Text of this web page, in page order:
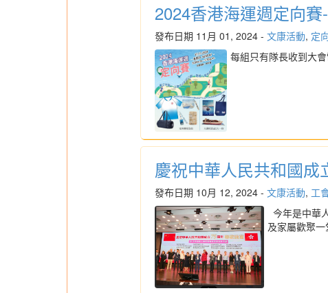
2024香港海運週定向
發布日期 11月 01, 2024 - 文康活動, 定
每組只有隊長收到大
慶祝中華人民共和國
發布日期 10月 12, 2024 - 文康活動, 工
今年是中華
及家屬歡聚